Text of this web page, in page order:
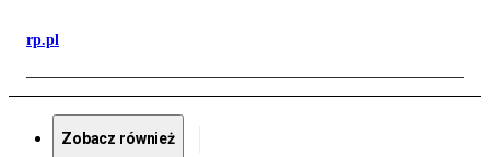
rp.pl
Zobacz również